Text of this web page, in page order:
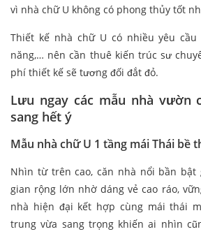
vì nhà chữ U không có phong thủy tốt
Thiết kế nhà chữ U có nhiều yêu cầu
năng,… nên cần thuê kiến trúc sư
phí thiết kế sẽ tương đối đắt đỏ.
Lưu ngay các mẫu nhà vườn
sang hết ý
Mẫu nhà chữ U 1 tầng mái Thái bề
Nhìn từ trên cao, căn nhà nổi bần bật
gian rộng lớn nhờ dáng vẻ cao ráo,
nhà hiện đại kết hợp cùng mái thái
trung vừa sang trọng khiến ai nhìn